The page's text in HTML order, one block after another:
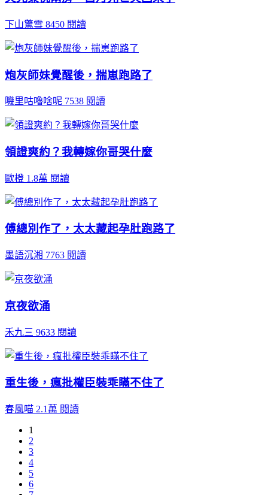
下山驚雪 8450 閱讀
炮灰師妹覺醒後，揣崽跑路了
嘰里咕嚕啥呢 7538 閱讀
領證爽約？我轉嫁你哥哭什麼
歐橙 1.8萬 閱讀
傅總別作了，太太藏起孕肚跑路了
墨語沉湘 7763 閱讀
京夜欲涌
禾九三 9633 閱讀
重生後，瘋批權臣裝乖瞞不住了
春風喵 2.1萬 閱讀
1
2
3
4
5
6